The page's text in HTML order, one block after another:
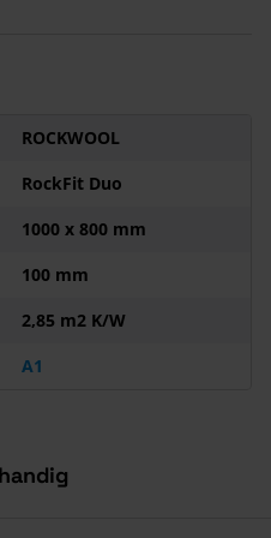
isolatie
thermische veroudering
isolerende prestaties.
op het binnenspouwblad;
dus geen
ROCKWOOL
RockFit Duo
1000 x 800 mm
100 mm
2,85 m2 K/W
A1